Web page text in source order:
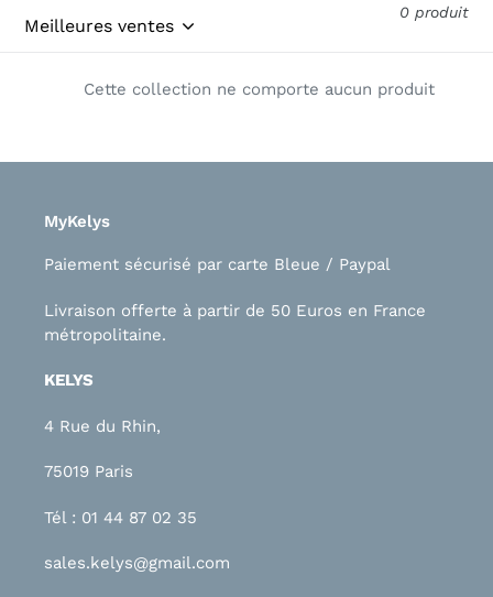
c
o
:
0 produit
Cette collection ne comporte aucun produit
MyKelys
Paiement sécurisé par carte Bleue / Paypal
Livraison offerte à partir de 50 Euros en France
métropolitaine.
KELYS
4 Rue du Rhin,
75019 Paris
Tél : 01 44 87 02 35
sales.kelys@gmail.com